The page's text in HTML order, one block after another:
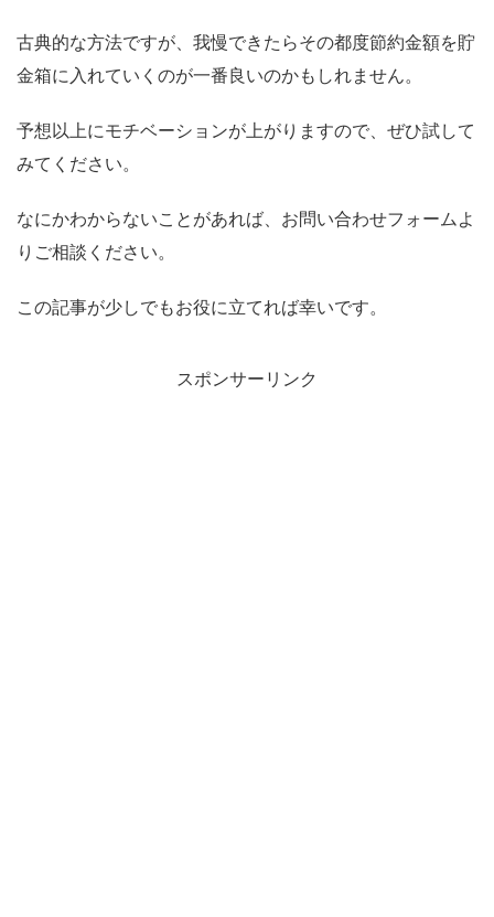
古典的な方法ですが、我慢できたらその都度節約金額を貯
金箱に入れていくのが一番良いのかもしれません。
予想以上にモチベーションが上がりますので、ぜひ試して
みてください。
なにかわからないことがあれば、お問い合わせフォームよ
りご相談ください。
この記事が少しでもお役に立てれば幸いです。
スポンサーリンク